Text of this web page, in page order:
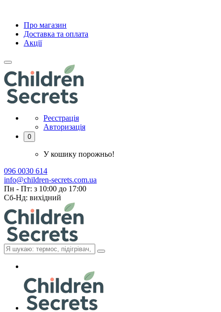
Про магазин
Доставка та оплата
Акції
Реєстрація
Авторизація
0
У кошику порожньо!
096 0030 614
info@children-secrets.com.ua
Пн - Пт: з 10:00 до 17:00
Сб-Нд: вихідний